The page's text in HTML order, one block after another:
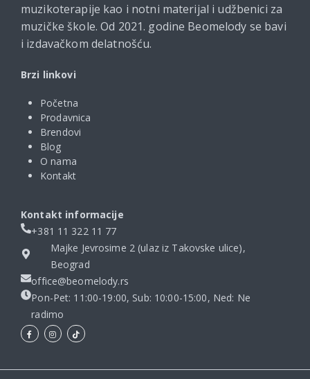
muzikoterapije kao i notni materijal i udžbenici za
muzičke škole. Od 2021. godine Beomelody se bavi
i izdavačkom delatnošću.
Brzi linkovi
Početna
Prodavnica
Brendovi
Blog
O nama
Kontakt
Kontakt informacije
+381 11 322 11 77
Majke Jevrosime 2 (ulaz iz Takovske ulice),
Beograd
office@beomelody.rs
Pon-Pet: 11:00-19:00, Sub: 10:00-15:00, Ned: Ne
radimo